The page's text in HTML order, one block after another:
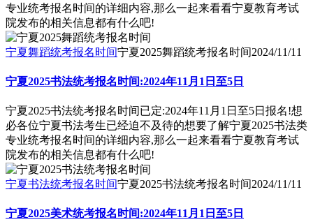
专业统考报名时间的详细内容,那么一起来看看宁夏教育考试
院发布的相关信息都有什么吧!
宁夏舞蹈统考报名时间宁夏2025舞蹈统考报名时间2024/11/11
宁夏2025书法统考报名时间:2024年11月1日至5日
宁夏2025书法统考报名时间已定:2024年11月1日至5日报名!想
必各位宁夏书法考生已经迫不及待的想要了解宁夏2025书法类
专业统考报名时间的详细内容,那么一起来看看宁夏教育考试
院发布的相关信息都有什么吧!
宁夏书法统考报名时间宁夏2025书法统考报名时间2024/11/11
宁夏2025美术统考报名时间:2024年11月1日至5日